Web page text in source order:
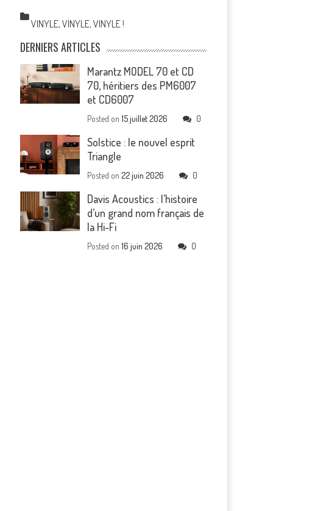
VINYLE, VINYLE, VINYLE !
DERNIERS ARTICLES
Marantz MODEL 70 et CD
70, héritiers des PM6007
et CD6007
Posted on15 juillet 2026 0
Solstice : le nouvel esprit
Triangle
Posted on22 juin 2026 0
Davis Acoustics : l’histoire
d’un grand nom français de
la Hi-Fi
Posted on16 juin 2026 0